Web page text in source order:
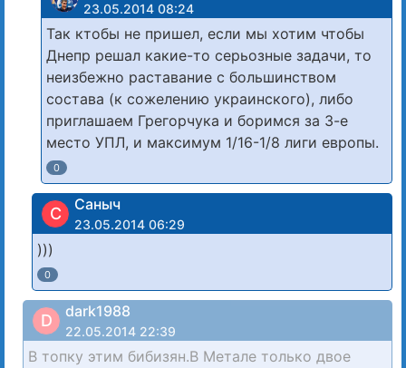
23.05.2014 08:24
Так ктобы не пришел, если мы хотим чтобы
Днепр решал какие-то серьозные задачи, то
неизбежно раставание с большинством
состава (к сожелению украинского), либо
приглашаем Грегорчука и боримся за 3-е
место УПЛ, и максимум 1/16-1/8 лиги европы.
0
С Саныч
23.05.2014 06:29
)))
0
D dark1988
22.05.2014 22:39
В топку этим бибизян.В Метале только двое